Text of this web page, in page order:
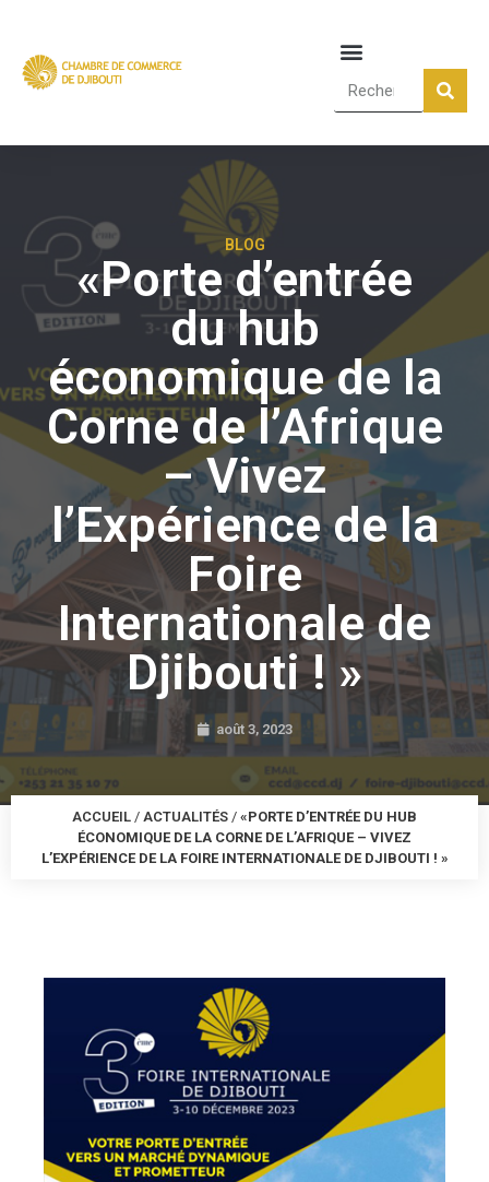
BLOG
«Porte d’entrée
du hub
économique de la
Corne de l’Afrique
– Vivez
l’Expérience de la
Foire
Internationale de
Djibouti ! »
août 3, 2023
ACCUEIL / ACTUALITÉS / «PORTE D’ENTRÉE DU HUB
ÉCONOMIQUE DE LA CORNE DE L’AFRIQUE – VIVEZ
L’EXPÉRIENCE DE LA FOIRE INTERNATIONALE DE DJIBOUTI ! »